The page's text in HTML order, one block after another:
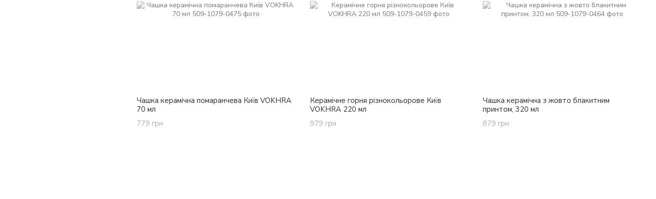
Чашка керамічна помаранчева Київ VOKHRA
70 мл
779 грн
Керамічне горня різнокольорове Київ
VOKHRA 220 мл
979 грн
Чашка керамічна з жовто блакитним
принтом, 320 мл
879 грн